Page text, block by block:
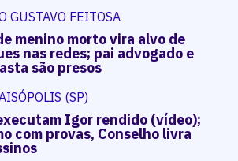
GUSTAVO FEITOSA
menino morto vira alvo de
nas redes; pai advogado e
são presos
(SP)
Igor rendido (vídeo);
com provas, Conselho livra